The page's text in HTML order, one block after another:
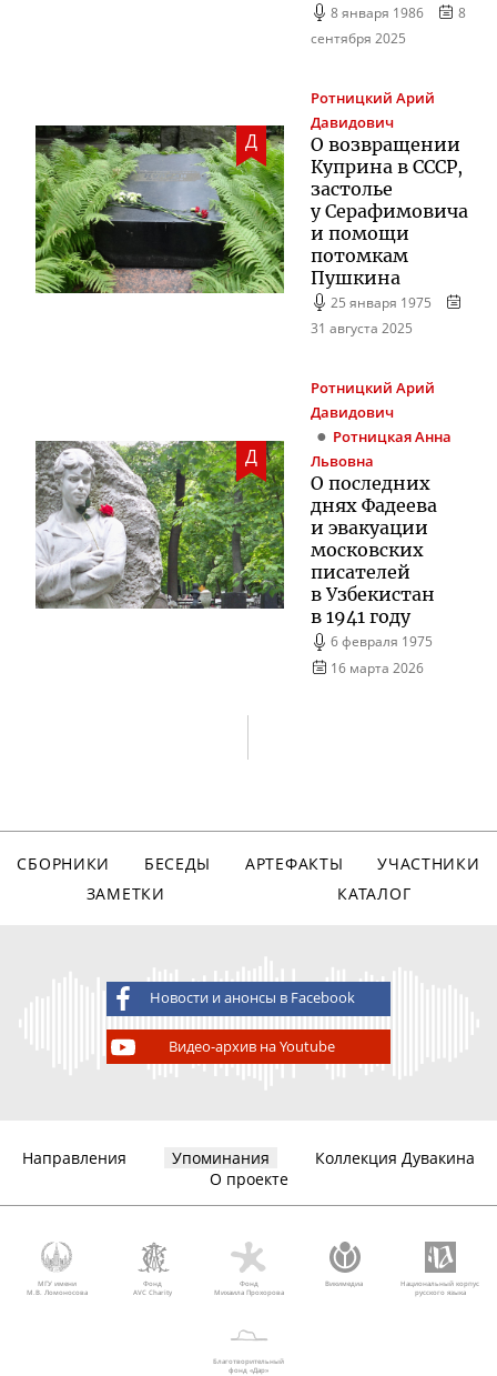
8 января 1986
8
сентября 2025
Д
Ротницкий Арий
Давидович
О возвращении
Куприна в СССР,
застолье
у Серафимовича
и помощи
потомкам
Пушкина
25 января 1975
31 августа 2025
Д
Ротницкий Арий
Давидович
Ротницкая Анна
Львовна
О последних
днях Фадеева
и эвакуации
московских
писателей
в Узбекистан
в 1941 году
6 февраля 1975
16 марта 2026
СБОРНИКИ БЕСЕДЫ АРТЕФАКТЫ
УЧАСТНИКИ
ЗАМЕТКИ
КАТАЛОГ
Новости и анонсы в Facebook
Видео-архив на Youtube
Направления Упоминания
Коллекция Дувакина
О проекте
МГУ имени
М.В. Ломоносова
Фонд
AVC Charity
Фонд
Михаила Прохорова
Викимедиа
Национальный корпус
русского языка
Благотворительный
фонд «Дар»